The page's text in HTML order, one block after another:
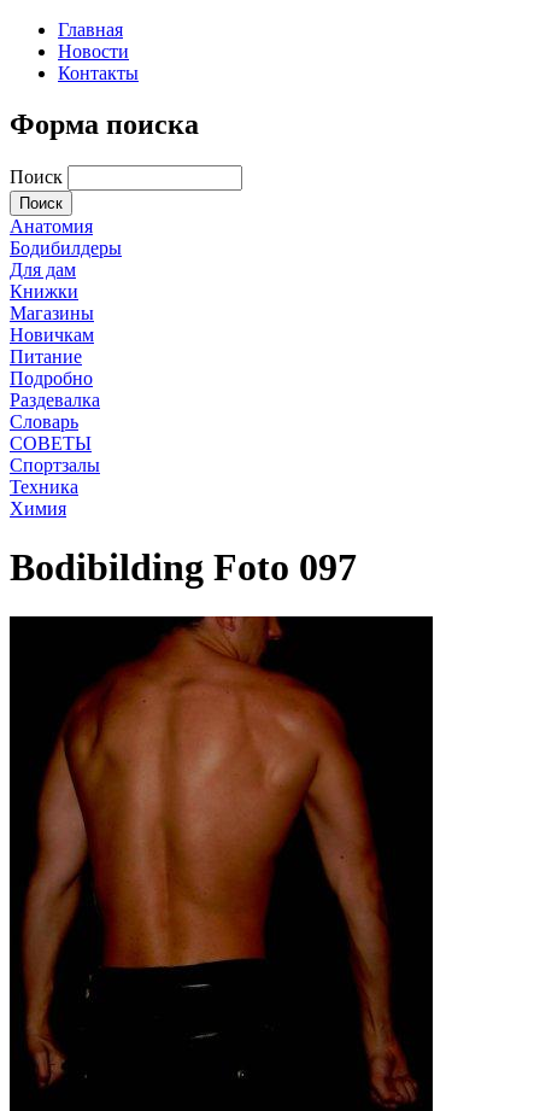
Главная
Новости
Контакты
Форма поиска
Поиск
Анатомия
Бодибилдеры
Для дам
Книжки
Магазины
Новичкам
Питание
Подробно
Раздевалка
Словарь
СОВЕТЫ
Спортзалы
Техника
Химия
Bodibilding Foto 097